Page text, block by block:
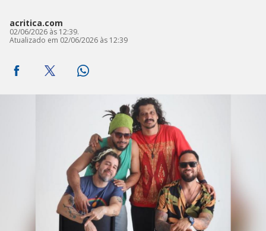
acritica.com
02/06/2026 às 12:39.
Atualizado em 02/06/2026 às 12:39